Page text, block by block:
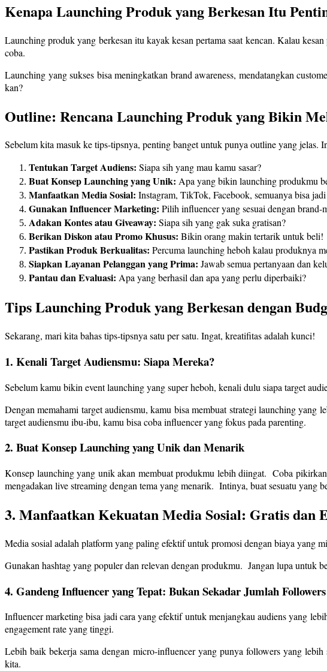
Kenapa Launching Produk yang Berkesan Itu
Launching produk yang berkesan itu kayak kesan pertama saat kencan. Kalau
coba.
Launching yang sukses bisa meningkatkan brand awareness, mendatangkan
kan?
Outline: Rencana Launching Produk yang Bikin
Sebelum kita masuk ke tips-tipsnya, penting banget untuk punya outline yang jelas.
Tentukan Target Audiens: Siapa sih yang mau kamu sasar?
Buat Konsep Launching yang Unik: Apa yang bikin launching produkmu
Manfaatkan Media Sosial: Instagram, TikTok, Facebook, semuanya bisa
Gunakan Influencer Marketing: Pilih influencer yang sesuai dengan brand-
Adakan Kontes atau Giveaway: Siapa sih yang gak suka gratisan?
Berikan Diskon atau Promo Khusus: Bikin orang makin tertarik untuk beli!
Pastikan Produk Berkualitas: Percuma launching heboh kalau produknya
Siapkan Layanan Pelanggan yang Prima: Jawab semua pertanyaan dan
Pantau dan Evaluasi: Apa yang berhasil dan apa yang perlu diperbaiki?
Tips Launching Produk yang Berkesan dengan
Sekarang, mari kita bahas tips-tipsnya satu per satu. Ingat, kreatifitas adalah kunci!
1. Kenali Target Audiensmu: Siapa Mereka?
Sebelum kamu bikin event launching yang super heboh, kenali dulu siapa target
Dengan memahami target audiensmu, kamu bisa membuat strategi launching
target audiensmu ibu-ibu, kamu bisa coba influencer yang fokus pada parenting.
2. Buat Konsep Launching yang Unik dan Menarik
Konsep launching yang unik akan membuat produkmu lebih diingat. Coba
mengadakan live streaming dengan tema yang menarik. Intinya, buat sesuatu yang
3. Manfaatkan Kekuatan Media Sosial: Gratis dan
Media sosial adalah platform yang paling efektif untuk promosi dengan biaya yang
Gunakan hashtag yang populer dan relevan dengan produkmu. Jangan lupa untuk
4. Gandeng Influencer yang Tepat: Bukan Sekadar Jumlah Followers
Influencer marketing bisa jadi cara yang efektif untuk menjangkau audiens yang
engagement rate yang tinggi.
Lebih baik bekerja sama dengan micro-influencer yang punya followers yang
kita.